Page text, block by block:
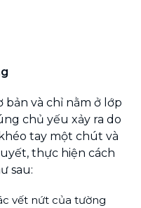
và chỉ nằm ở lớp
chủ yếu xảy ra do
tay một chút và
thực hiện cách
sau: